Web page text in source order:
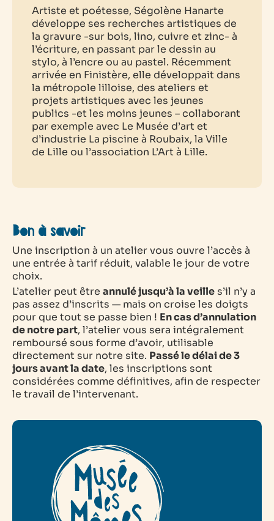
Artiste et poétesse, Ségolène Hanarte
développe ses recherches artistiques de
la gravure -sur bois, lino, cuivre et zinc- à
l’écriture, en passant par le dessin au
stylo, à l’encre ou au pastel. Récemment
arrivée en Finistère, elle développait dans
la métropole lilloise, des ateliers et
projets artistiques avec les jeunes
publics -et les moins jeunes – collaborant
par exemple avec Le Musée d’art et
d’industrie La piscine à Roubaix, la Ville
de Lille ou l’association L’Art à Lille.
Bon à savoir
Une inscription à un atelier vous ouvre l’accès à
une entrée à tarif réduit, valable le jour de votre
choix.
L’atelier peut être annulé jusqu’à la veille s’il n’y a
pas assez d’inscrits — mais on croise les doigts
pour que tout se passe bien ! En cas d’annulation
de notre part, l’atelier vous sera intégralement
remboursé sous forme d’avoir, utilisable
directement sur notre site. Passé le délai de 3
jours avant la date, les inscriptions sont
considérées comme définitives, afin de respecter
le travail de l’intervenant.